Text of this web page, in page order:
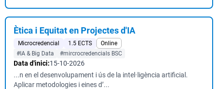
Ètica i Equitat en Projectes d'IA
Microcredencial 1.5 ECTS
Online
#IA & Big Data
#mircrocredencials BSC
Data d'inici:15-10-2026
...n en el desenvolupament i ús de la intel·ligència artificial.
Aplicar metodologies i eines d’...